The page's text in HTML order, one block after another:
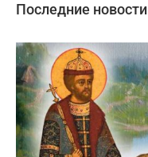
Последние новости